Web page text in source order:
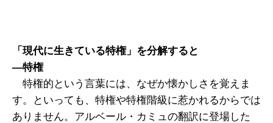
「現代に生きている特権」を分解すると
―特権
特権的という言葉には、なぜか懐かしさを覚えま
す。といっても、特権や特権階級に惹かれるからでは
ありません。アルベール・カミュの翻訳に登場した